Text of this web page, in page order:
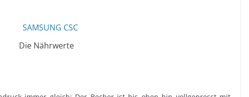
Die Nährwerte